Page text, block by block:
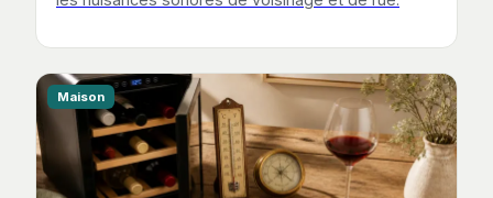
Maison